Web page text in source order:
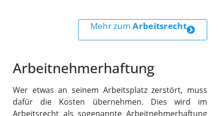
Mehr zumArbeitsrecht
Arbeitnehmerhaftung
Wer etwas an seinem Arbeitsplatz zerstört, muss
dafür die Kosten übernehmen. Dies wird im
Arbeitsrecht als sogenannte Arbeitnehmerhaftung